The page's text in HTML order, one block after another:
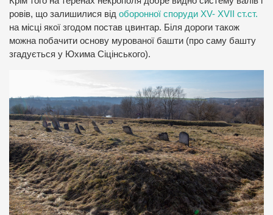
ровів, що залишилися від оборонної споруди XV- XVII ст.ст.
на місці якої згодом постав цвинтар. Біля дороги також
можна побачити основу мурованої башти (про саму башту
згадується у Юхима Сіцінського).